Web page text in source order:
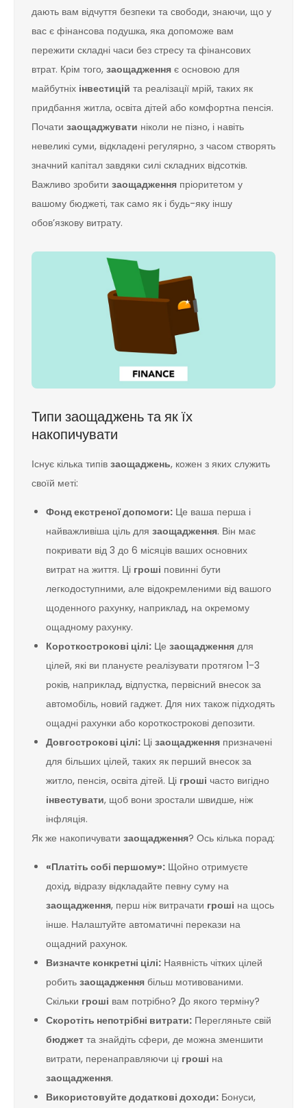
дають вам відчуття безпеки та свободи, знаючи, що у
вас є фінансова подушка, яка допоможе вам
пережити складні часи без стресу та фінансових
втрат. Крім того, заощадження є основою для
майбутніх інвестицій та реалізації мрій, таких як
придбання житла, освіта дітей або комфортна пенсія.
Почати заощаджувати ніколи не пізно, і навіть
невеликі суми, відкладені регулярно, з часом створять
значний капітал завдяки силі складних відсотків.
Важливо зробити заощадження пріоритетом у
вашому бюджеті, так само як і будь-яку іншу
обов’язкову витрату.
Типи заощаджень та як їх
накопичувати
Існує кілька типів заощаджень, кожен з яких служить
своїй меті:
Фонд екстреної допомоги: Це ваша перша і
найважливіша ціль для заощадження. Він має
покривати від 3 до 6 місяців ваших основних
витрат на життя. Ці гроші повинні бути
легкодоступними, але відокремленими від вашого
щоденного рахунку, наприклад, на окремому
ощадному рахунку.
Короткострокові цілі: Це заощадження для
цілей, які ви плануєте реалізувати протягом 1-3
років, наприклад, відпустка, первісний внесок за
автомобіль, новий гаджет. Для них також підходять
ощадні рахунки або короткострокові депозити.
Довгострокові цілі: Ці заощадження призначені
для більших цілей, таких як перший внесок за
житло, пенсія, освіта дітей. Ці гроші часто вигідно
інвестувати, щоб вони зростали швидше, ніж
інфляція.
Як же накопичувати заощадження? Ось кілька порад:
«Платіть собі першому»: Щойно отримуєте
дохід, відразу відкладайте певну суму на
заощадження, перш ніж витрачати гроші на щось
інше. Налаштуйте автоматичні перекази на
ощадний рахунок.
Визначте конкретні цілі: Наявність чітких цілей
робить заощадження більш мотивованими.
Скільки гроші вам потрібно? До якого терміну?
Скоротіть непотрібні витрати: Перегляньте свій
бюджет та знайдіть сфери, де можна зменшити
витрати, перенаправляючи ці гроші на
заощадження.
Використовуйте додаткові доходи: Бонуси,